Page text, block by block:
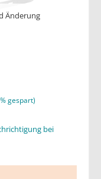
Änderung
gespart)
bei